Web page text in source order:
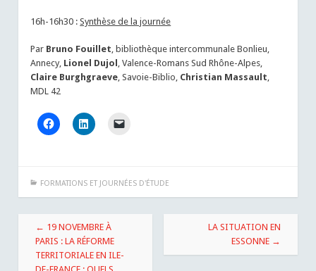
16h-16h30 :Synthèse de la journée
Par Bruno Fouillet, bibliothèque intercommunale Bonlieu,
Annecy, Lionel Dujol , Valence-Romans Sud Rhône-Alpes,
Claire Burghgraeve, Savoie-Biblio, Christian Massault,
MDL 42
FORMATIONS ET JOURNÉES D'ÉTUDE
Navigation
des
articles
← 19 NOVEMBRE À
PARIS : LA RÉFORME
TERRITORIALE EN ILE-
LA SITUATION EN
ESSONNE →